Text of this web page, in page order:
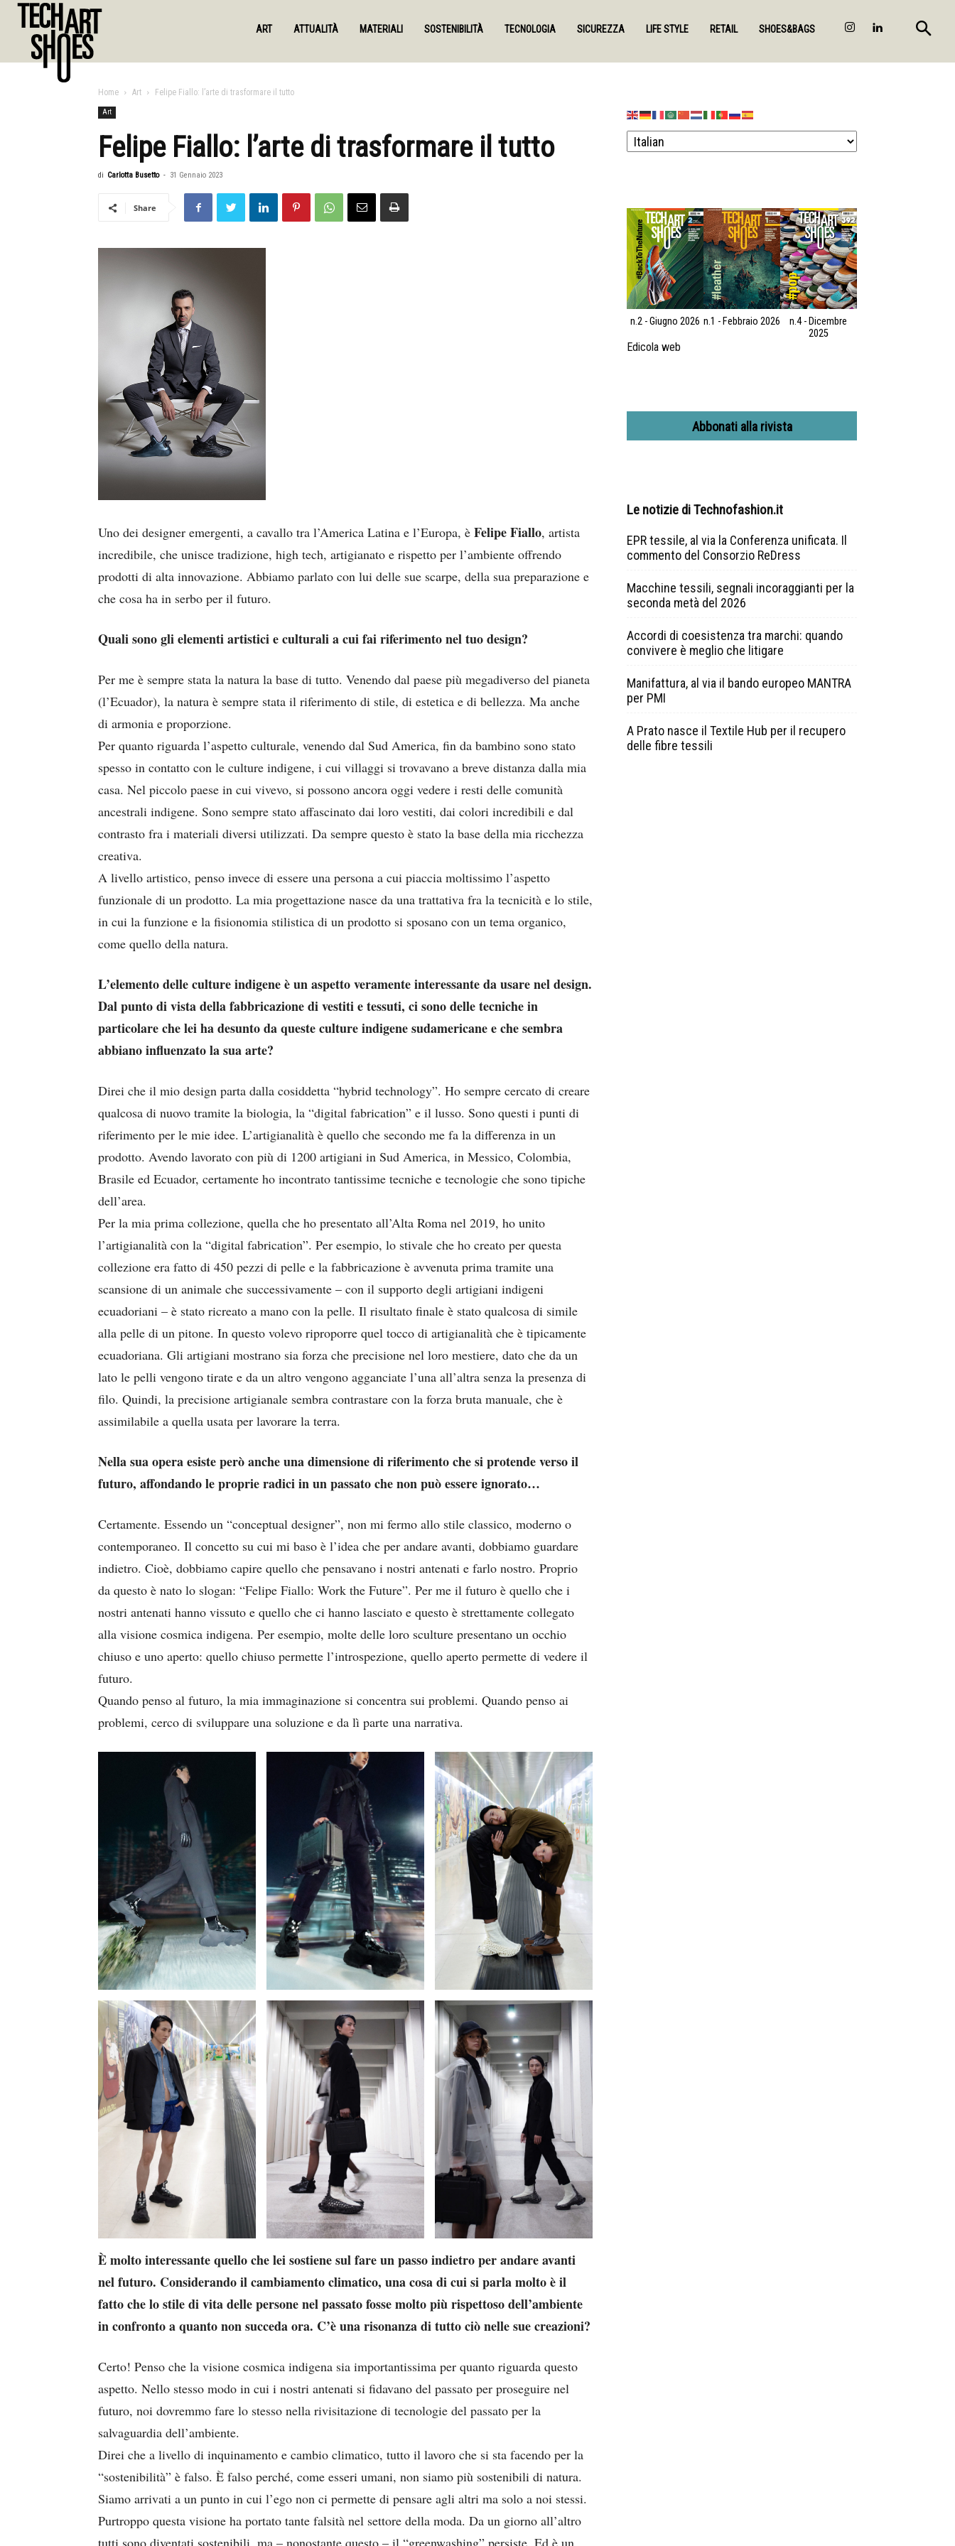
ART ATTUALITÀ MATERIALI SOSTENIBILITÀ TECNOLOGIA SICUREZZA LIFE STYLE RETAIL SHOES&BAGS
Home Art Felipe Fiallo: l’arte di trasformare il tutto
Art
Felipe Fiallo: l’arte di trasformare il tutto
di Carlotta Busetto - 31 Gennaio 2023
Share
Uno dei designer emergenti, a cavallo tra l’America Latina e l’Europa, è Felipe Fiallo, artista
incredibile, che unisce tradizione, high tech, artigianato e rispetto per l’ambiente offrendo
prodotti di alta innovazione. Abbiamo parlato con lui delle sue scarpe, della sua preparazione e
che cosa ha in serbo per il futuro.
Quali sono gli elementi artistici e culturali a cui fai riferimento nel tuo design?
Per me è sempre stata la natura la base di tutto. Venendo dal paese più megadiverso del pianeta
(l’Ecuador), la natura è sempre stata il riferimento di stile, di estetica e di bellezza. Ma anche
di armonia e proporzione.
Per quanto riguarda l’aspetto culturale, venendo dal Sud America, fin da bambino sono stato
spesso in contatto con le culture indigene, i cui villaggi si trovavano a breve distanza dalla mia
casa. Nel piccolo paese in cui vivevo, si possono ancora oggi vedere i resti delle comunità
ancestrali indigene. Sono sempre stato affascinato dai loro vestiti, dai colori incredibili e dal
contrasto fra i materiali diversi utilizzati. Da sempre questo è stato la base della mia ricchezza
creativa.
A livello artistico, penso invece di essere una persona a cui piaccia moltissimo l’aspetto
funzionale di un prodotto. La mia progettazione nasce da una trattativa fra la tecnicità e lo stile,
in cui la funzione e la fisionomia stilistica di un prodotto si sposano con un tema organico,
come quello della natura.
L’elemento delle culture indigene è un aspetto veramente interessante da usare nel design.
Dal punto di vista della fabbricazione di vestiti e tessuti, ci sono delle tecniche in
particolare che lei ha desunto da queste culture indigene sudamericane e che sembra
abbiano influenzato la sua arte?
Direi che il mio design parta dalla cosiddetta “hybrid technology”. Ho sempre cercato di creare
qualcosa di nuovo tramite la biologia, la “digital fabrication” e il lusso. Sono questi i punti di
riferimento per le mie idee. L’artigianalità è quello che secondo me fa la differenza in un
prodotto. Avendo lavorato con più di 1200 artigiani in Sud America, in Messico, Colombia,
Brasile ed Ecuador, certamente ho incontrato tantissime tecniche e tecnologie che sono tipiche
dell’area.
Per la mia prima collezione, quella che ho presentato all’Alta Roma nel 2019, ho unito
l’artigianalità con la “digital fabrication”. Per esempio, lo stivale che ho creato per questa
collezione era fatto di 450 pezzi di pelle e la fabbricazione è avvenuta prima tramite una
scansione di un animale che successivamente – con il supporto degli artigiani indigeni
ecuadoriani – è stato ricreato a mano con la pelle. Il risultato finale è stato qualcosa di simile
alla pelle di un pitone. In questo volevo riproporre quel tocco di artigianalità che è tipicamente
ecuadoriana. Gli artigiani mostrano sia forza che precisione nel loro mestiere, dato che da un
lato le pelli vengono tirate e da un altro vengono agganciate l’una all’altra senza la presenza di
filo. Quindi, la precisione artigianale sembra contrastare con la forza bruta manuale, che è
assimilabile a quella usata per lavorare la terra.
Nella sua opera esiste però anche una dimensione di riferimento che si protende verso il
futuro, affondando le proprie radici in un passato che non può essere ignorato…
Certamente. Essendo un “conceptual designer”, non mi fermo allo stile classico, moderno o
contemporaneo. Il concetto su cui mi baso è l’idea che per andare avanti, dobbiamo guardare
indietro. Cioè, dobbiamo capire quello che pensavano i nostri antenati e farlo nostro. Proprio
da questo è nato lo slogan: “Felipe Fiallo: Work the Future”. Per me il futuro è quello che i
nostri antenati hanno vissuto e quello che ci hanno lasciato e questo è strettamente collegato
alla visione cosmica indigena. Per esempio, molte delle loro sculture presentano un occhio
chiuso e uno aperto: quello chiuso permette l’introspezione, quello aperto permette di vedere il
futuro.
Quando penso al futuro, la mia immaginazione si concentra sui problemi. Quando penso ai
problemi, cerco di sviluppare una soluzione e da lì parte una narrativa.
È molto interessante quello che lei sostiene sul fare un passo indietro per andare avanti
nel futuro. Considerando il cambiamento climatico, una cosa di cui si parla molto è il
fatto che lo stile di vita delle persone nel passato fosse molto più rispettoso dell’ambiente
in confronto a quanto non succeda ora. C’è una risonanza di tutto ciò nelle sue creazioni?
Certo! Penso che la visione cosmica indigena sia importantissima per quanto riguarda questo
aspetto. Nello stesso modo in cui i nostri antenati si fidavano del passato per proseguire nel
futuro, noi dovremmo fare lo stesso nella rivisitazione di tecnologie del passato per la
salvaguardia dell’ambiente.
Direi che a livello di inquinamento e cambio climatico, tutto il lavoro che si sta facendo per la
“sostenibilità” è falso. È falso perché, come esseri umani, non siamo più sostenibili di natura.
Siamo arrivati a un punto in cui l’ego non ci permette di pensare agli altri ma solo a noi stessi.
Purtroppo questa visione ha portato tante falsità nel settore della moda. Da un giorno all’altro
tutti sono diventati sostenibili, ma – nonostante questo – il “greenwashing” persiste. Ed è un
n.2 - Giugno 2026 n.1 - Febbraio 2026
n.4 - Dicembre
2025
Edicola web
Abbonati alla rivista
Le notizie di Technofashion.it
EPR tessile, al via la Conferenza unificata. Il
commento del Consorzio ReDress
Macchine tessili, segnali incoraggianti per la
seconda metà del 2026
Accordi di coesistenza tra marchi: quando
convivere è meglio che litigare
Manifattura, al via il bando europeo MANTRA
per PMI
A Prato nasce il Textile Hub per il recupero
delle fibre tessili